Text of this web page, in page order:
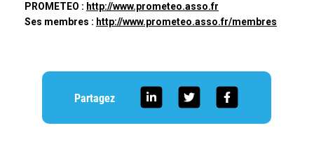
PROMETEO : http://www.prometeo.asso.fr
Ses membres : http://www.prometeo.asso.fr/membres
Partagez